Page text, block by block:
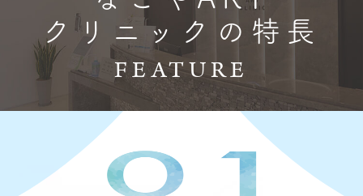
クリニックの特長
FEATURE